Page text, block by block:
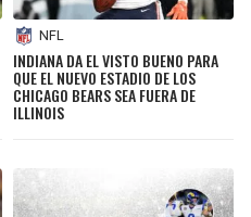
NFL
INDIANA DA EL VISTO BUENO PARA
QUE EL NUEVO ESTADIO DE LOS
CHICAGO BEARS SEA FUERA DE
ILLINOIS